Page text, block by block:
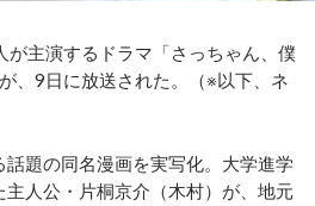
主演するドラマ「さっちゃん、僕
、9日に放送された。（※以下、ネ
題の同名漫画を実写化。大学進学
人公・片桐京介（木村）が、地元